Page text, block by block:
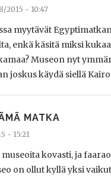
2015 - 10:47
myytävät
enkä käsitä miksi
Museon nyt
joskus käydä siellä
MATKA
- 15:21
kovasti, ja
on ollut kyllä yksi